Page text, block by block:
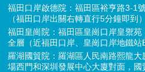
福田口岸啟德院：福田區裕亨路3-1
（福田口岸出關右轉直行5分鐘即到）
福田皇崗院：福田區皇崗口岸皇禦
全層（近福田口岸、皇崗口岸地鐵站
羅湖國貿院：羅湖區人民南路熙龍
場西門和深圳發展中心大廈對面，國